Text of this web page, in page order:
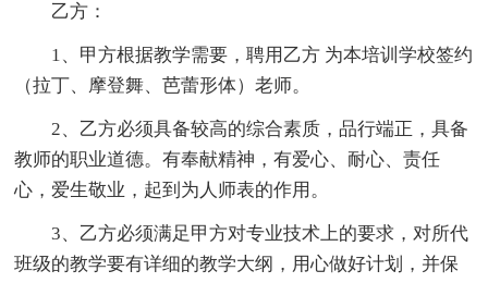
乙方：
1、甲方根据教学需要，聘用乙方 为本培训学校签约
（拉丁、摩登舞、芭蕾形体）老师。
2、乙方必须具备较高的综合素质，品行端正，具备
教师的职业道德。有奉献精神，有爱心、耐心、责任
心，爱生敬业，起到为人师表的作用。
3、乙方必须满足甲方对专业技术上的要求，对所代
班级的教学要有详细的教学大纲，用心做好计划，并保